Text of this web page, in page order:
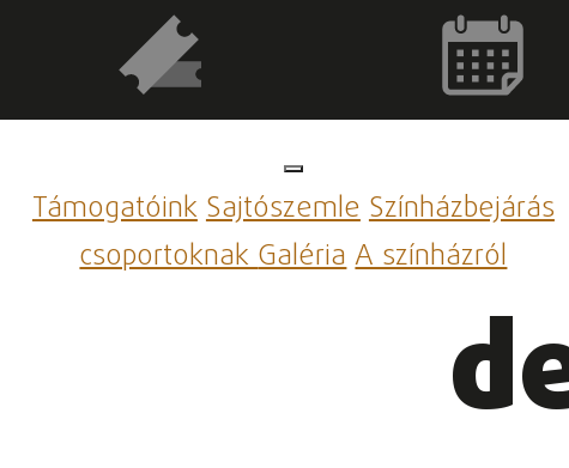
TámogatóinkSajtószemleSzínházbejárás
csoportoknakGalériaA színházról